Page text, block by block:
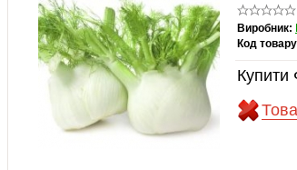
Виробник:
Код
Купити